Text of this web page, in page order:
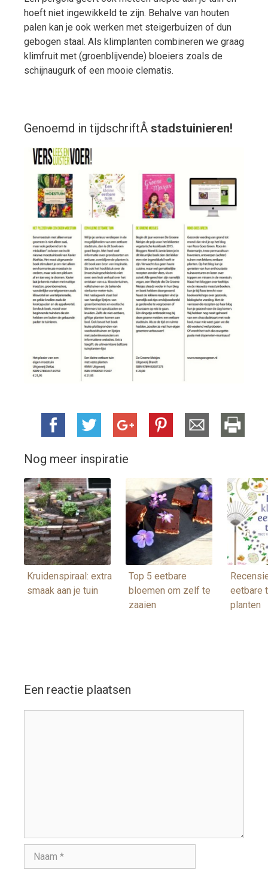
hoeft niet ingewikkeld te zijn. Behalve van houten
palen kan je ook werken met steigerbuizen of dun
gebogen staal. Als klimplanten combineren we graag
klimfruit met (groenblijvende) bloeiers zoals de
schijnaugurk of een mooie clematis.
Genoemd in tijdschriftÂ stadstuinieren!
Nog meer inspiratie
Kruidenspiraal: extra
smaak aan je tuin
Top 5 eetbare
bloemen om zelf te
zaaien
eetbare
planten
Een reactie plaatsen